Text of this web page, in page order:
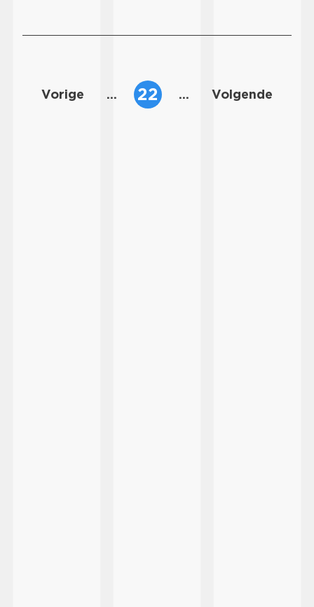
Vorige ... 22 ... Volgende